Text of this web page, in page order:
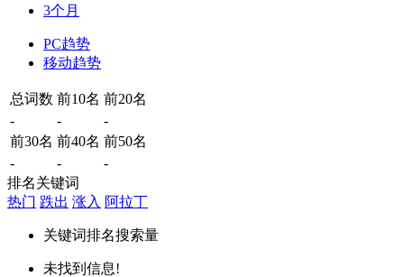
3个月
PC趋势
移动趋势
总词数 前10名 前20名
-
-
-
前30名 前40名 前50名
-
-
-
排名关键词
热门 跌出 涨入 阿拉丁
关键词排名搜索量
未找到信息!